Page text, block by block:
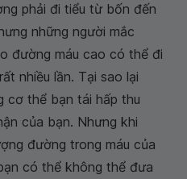
phải đi tiểu từ bốn đến
những người mắc
đường máu cao có thể đi
nhiều lần. Tại sao lại
cơ thể bạn tái hấp thu
của bạn. Nhưng khi
đường trong máu của
có thể không thể đưa